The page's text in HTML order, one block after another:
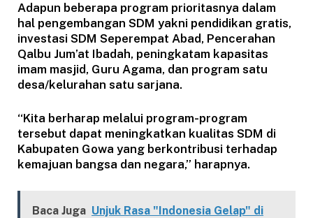
Adapun beberapa program prioritasnya dalam
hal pengembangan SDM yakni pendidikan gratis,
investasi SDM Seperempat Abad, Pencerahan
Qalbu Jum’at Ibadah, peningkatam kapasitas
imam masjid, Guru Agama, dan program satu
desa/kelurahan satu sarjana.
“Kita berharap melalui program-program
tersebut dapat meningkatkan kualitas SDM di
Kabupaten Gowa yang berkontribusi terhadap
kemajuan bangsa dan negara,” harapnya.
Baca Juga Unjuk Rasa "Indonesia Gelap" di